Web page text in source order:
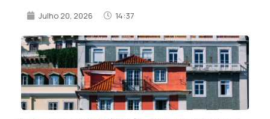
Julho 20, 2026 14:37